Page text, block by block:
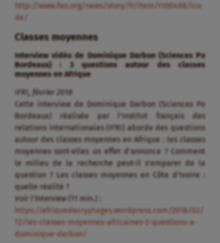
http://www.fao.org/news/story/fr/item/1100408/ico
de/
Classes moyennes
Interview vidéo de Dominique Darbon (Sciences Po
Bordeaux) : 3 questions autour des classes
moyennes en Afrique
IFRI, février 2018
Cette interview de Dominique Darbon (Sciences Po
Bordeaux) réalisée par l’Institut français des
relations internationales (IFRI) aborde des questions
autour des classes moyennes en Afrique : les classes
moyennes sont-elles un effet d’annonce ? Comment
le milieu de la recherche peut-il s’emparer de la
question ? Les classes moyennes en Côte d’Ivoire :
quelle réalité ?
Voir l’interview (11 min.) :
https://afriquedecryptages.wordpress.com/2018/02/
12/les-classes-moyennes-africaines-3-questions-a-
dominique-darbon/